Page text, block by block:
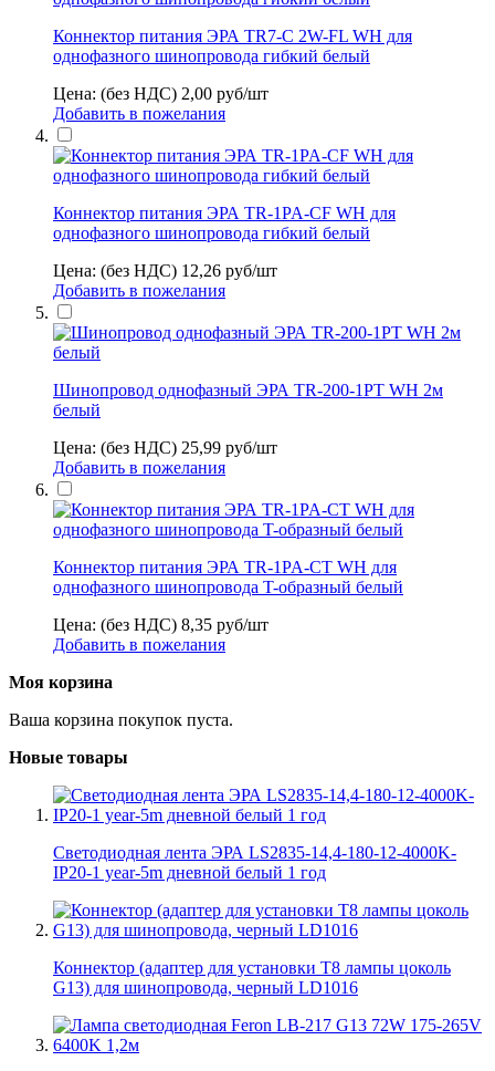
Коннектор питания ЭРА TR7-C 2W-FL WH для
однофазного шинопровода гибкий белый
Цена: (без НДС) 2,00 руб/шт
Добавить в пожелания
Коннектор питания ЭРА TR-1PA-СF WH для
однофазного шинопровода гибкий белый
Цена: (без НДС) 12,26 руб/шт
Добавить в пожелания
Шинопровод однофазный ЭРА TR-200-1PT WH 2м
белый
Цена: (без НДС) 25,99 руб/шт
Добавить в пожелания
Коннектор питания ЭРА TR-1PA-СT WH для
однофазного шинопровода T-образный белый
Цена: (без НДС) 8,35 руб/шт
Добавить в пожелания
Моя корзина
Ваша корзина покупок пуста.
Новые товары
Светодиодная лента ЭРА LS2835-14,4-180-12-4000K-
IP20-1 year-5m дневной белый 1 год
Коннектор (адаптер для установки Т8 лампы цоколь
G13) для шинопровода, черный LD1016